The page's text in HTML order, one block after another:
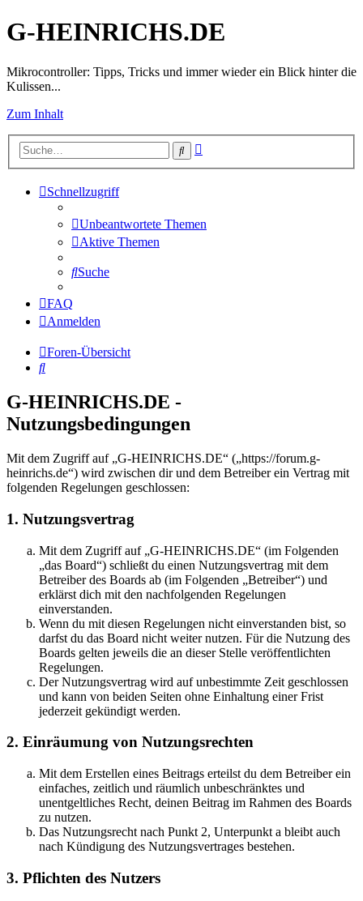
G-HEINRICHS.DE
Mikrocontroller: Tipps, Tricks und immer wieder ein Blick hinter die
Kulissen...
Zum Inhalt
Suche
Schnellzugriff
Unbeantwortete Themen
Aktive Themen
Suche
FAQ
Anmelden
Foren-Übersicht
Suche
G-HEINRICHS.DE -
Nutzungsbedingungen
Mit dem Zugriff auf „G-HEINRICHS.DE“ („https://forum.g-
heinrichs.de“) wird zwischen dir und dem Betreiber ein Vertrag mit
folgenden Regelungen geschlossen:
1. Nutzungsvertrag
Mit dem Zugriff auf „G-HEINRICHS.DE“ (im Folgenden
„das Board“) schließt du einen Nutzungsvertrag mit dem
Betreiber des Boards ab (im Folgenden „Betreiber“) und
erklärst dich mit den nachfolgenden Regelungen
einverstanden.
Wenn du mit diesen Regelungen nicht einverstanden bist, so
darfst du das Board nicht weiter nutzen. Für die Nutzung des
Boards gelten jeweils die an dieser Stelle veröffentlichten
Regelungen.
Der Nutzungsvertrag wird auf unbestimmte Zeit geschlossen
und kann von beiden Seiten ohne Einhaltung einer Frist
jederzeit gekündigt werden.
2. Einräumung von Nutzungsrechten
Mit dem Erstellen eines Beitrags erteilst du dem Betreiber ein
einfaches, zeitlich und räumlich unbeschränktes und
unentgeltliches Recht, deinen Beitrag im Rahmen des Boards
zu nutzen.
Das Nutzungsrecht nach Punkt 2, Unterpunkt a bleibt auch
nach Kündigung des Nutzungsvertrages bestehen.
3. Pflichten des Nutzers